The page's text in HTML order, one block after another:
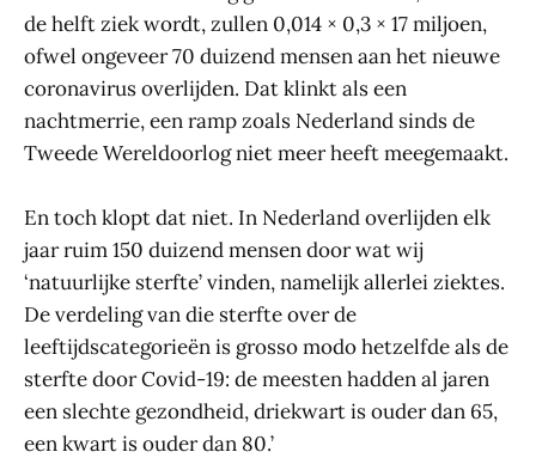
de helft ziek wordt, zullen 0,014 × 0,3 × 17 miljoen,
ofwel ongeveer 70 duizend mensen aan het nieuwe
coronavirus overlijden. Dat klinkt als een
nachtmerrie, een ramp zoals Nederland sinds de
Tweede Wereldoorlog niet meer heeft meegemaakt.
En toch klopt dat niet. In Nederland overlijden elk
jaar ruim 150 duizend mensen door wat wij
‘natuurlijke sterfte’ vinden, namelijk allerlei ziektes.
De verdeling van die sterfte over de
leeftijdscategorieën is grosso modo hetzelfde als de
sterfte door Covid-19: de meesten hadden al jaren
een slechte gezondheid, driekwart is ouder dan 65,
een kwart is ouder dan 80.’